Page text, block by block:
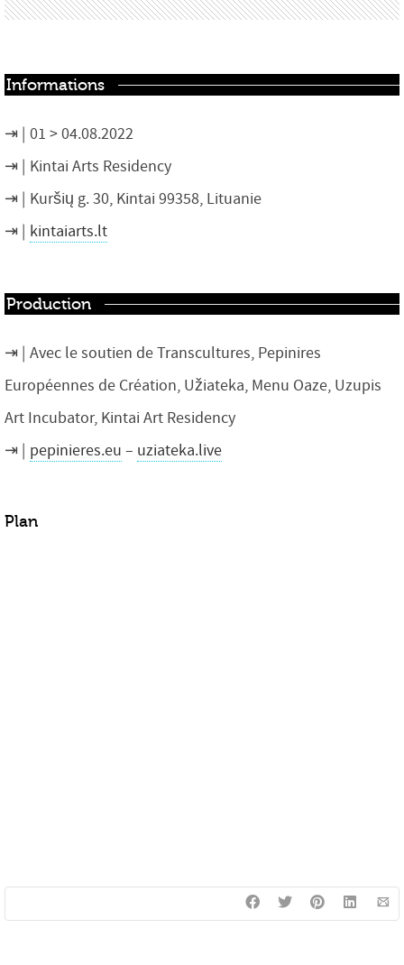
Informations
01 > 04.08.2022
Kintai Arts Residency
Kuršių g. 30, Kintai 99358, Lituanie
kintaiarts.lt
Production
Avec le soutien de Transcultures, Pepinires
Européennes de Création, Užiateka, Menu Oaze, Uzupis
Art Incubator, Kintai Art Residency
pepinieres.eu – uziateka.live
Plan